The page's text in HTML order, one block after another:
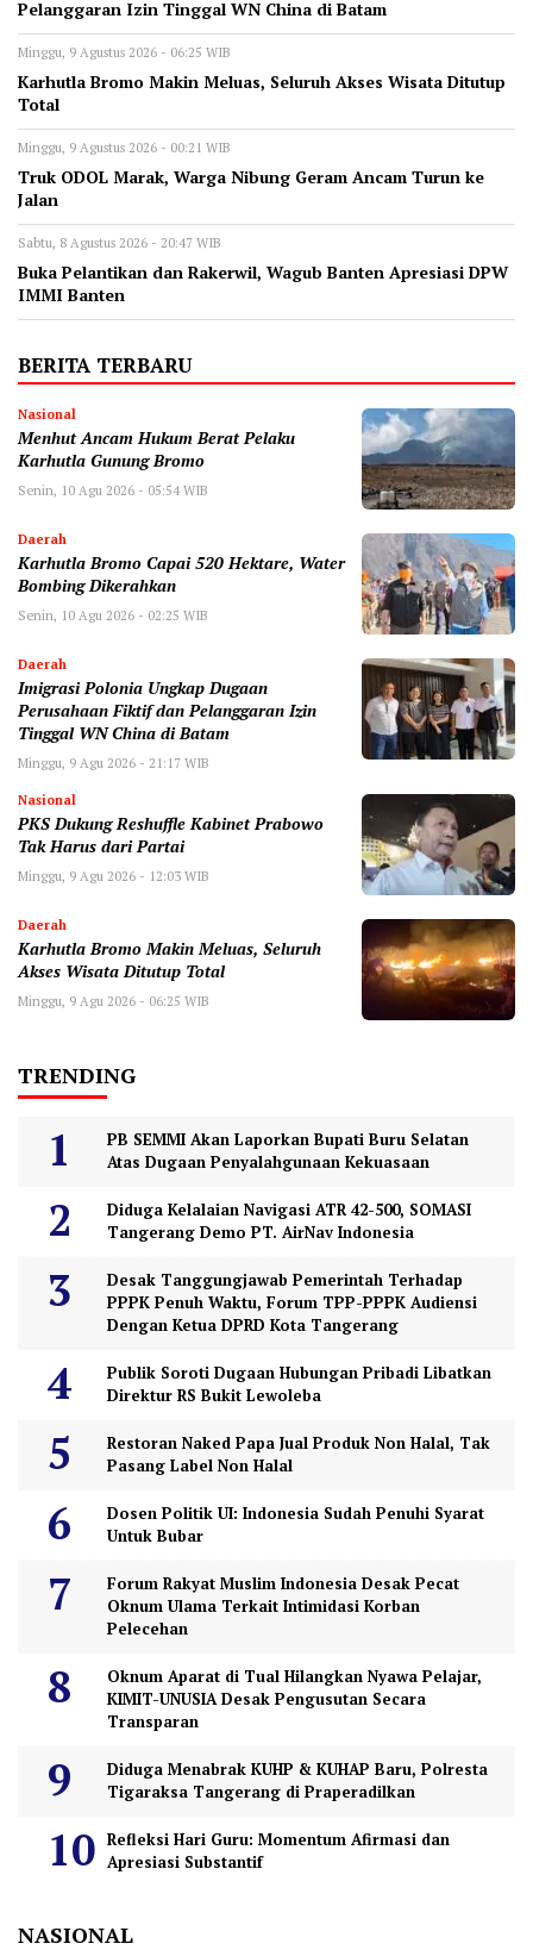
Pelanggaran Izin Tinggal WN China di Batam
Minggu, 9 Agustus 2026 - 06:25 WIB
Karhutla Bromo Makin Meluas, Seluruh Akses Wisata Ditutup
Total
Minggu, 9 Agustus 2026 - 00:21 WIB
Truk ODOL Marak, Warga Nibung Geram Ancam Turun ke
Jalan
Sabtu, 8 Agustus 2026 - 20:47 WIB
Buka Pelantikan dan Rakerwil, Wagub Banten Apresiasi DPW
IMMI Banten
BERITA TERBARU
Nasional
Menhut Ancam Hukum Berat Pelaku
Karhutla Gunung Bromo
Senin, 10 Agu 2026 - 05:54 WIB
Daerah
Karhutla Bromo Capai 520 Hektare, Water
Bombing Dikerahkan
Senin, 10 Agu 2026 - 02:25 WIB
Daerah
Imigrasi Polonia Ungkap Dugaan
Perusahaan Fiktif dan Pelanggaran Izin
Tinggal WN China di Batam
Minggu, 9 Agu 2026 - 21:17 WIB
Nasional
PKS Dukung Reshuffle Kabinet Prabowo
Tak Harus dari Partai
Minggu, 9 Agu 2026 - 12:03 WIB
Daerah
Karhutla Bromo Makin Meluas, Seluruh
Akses Wisata Ditutup Total
Minggu, 9 Agu 2026 - 06:25 WIB
TRENDING
PB SEMMI Akan Laporkan Bupati Buru Selatan
Atas Dugaan Penyalahgunaan Kekuasaan
Diduga Kelalaian Navigasi ATR 42-500, SOMASI
Tangerang Demo PT. AirNav Indonesia
Desak Tanggungjawab Pemerintah Terhadap
PPPK Penuh Waktu, Forum TPP-PPPK Audiensi
Dengan Ketua DPRD Kota Tangerang
Publik Soroti Dugaan Hubungan Pribadi Libatkan
Direktur RS Bukit Lewoleba
Restoran Naked Papa Jual Produk Non Halal, Tak
Pasang Label Non Halal
Dosen Politik UI: Indonesia Sudah Penuhi Syarat
Untuk Bubar
Forum Rakyat Muslim Indonesia Desak Pecat
Oknum Ulama Terkait Intimidasi Korban
Pelecehan
Oknum Aparat di Tual Hilangkan Nyawa Pelajar,
KIMIT-UNUSIA Desak Pengusutan Secara
Transparan
Diduga Menabrak KUHP & KUHAP Baru, Polresta
Tigaraksa Tangerang di Praperadilkan
Refleksi Hari Guru: Momentum Afirmasi dan
Apresiasi Substantif
NASIONAL